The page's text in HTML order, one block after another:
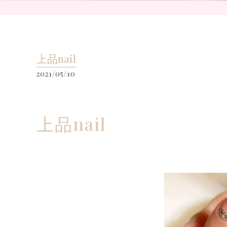
上品nail
2021/05/10
上品nail